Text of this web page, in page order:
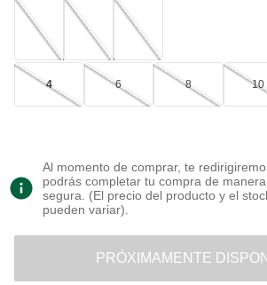
4 6 8 10
Al momento de comprar, te
podrás completar tu compra de
segura. (El precio del producto y el
pueden variar).
PRÓXIMAMENTE